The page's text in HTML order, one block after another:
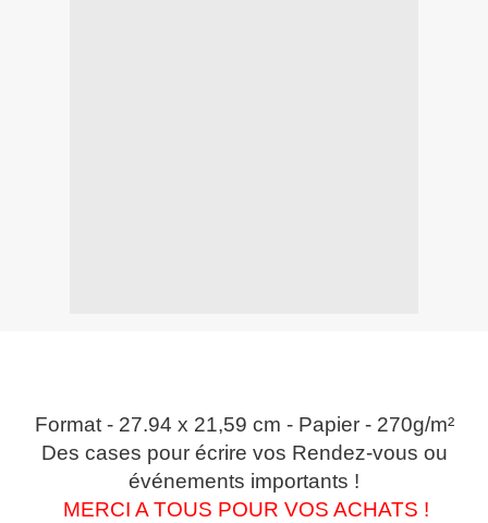
Format - 27.94 x 21,59 cm - Papier - 270g/m²
Des cases pour écrire vos Rendez-vous ou
événements importants !
MERCI A TOUS POUR VOS ACHATS !